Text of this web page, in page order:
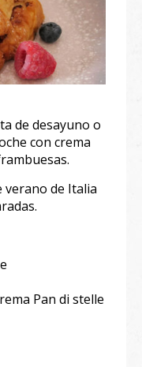
de desayuno o
con crema
verano de Italia
Pan di stelle